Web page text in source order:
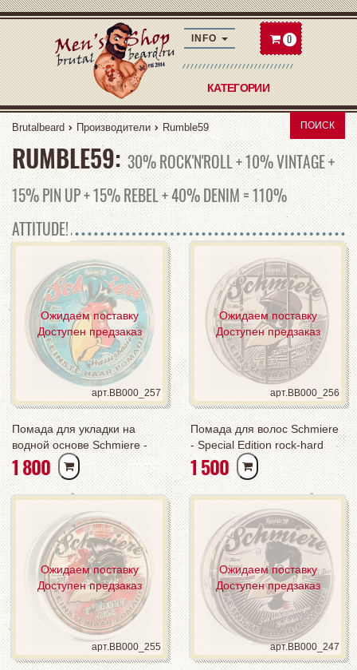
INFO
КАТЕГОРИИ
0
ПОИСК
Brutalbeard Производители Rumble59
RUMBLE59:30% ROCK'N'ROLL + 10% VINTAGE +
15% PIN UP + 15% REBEL + 40% DENIM = 110%
ATTITUDE!
Ожидаем поставку
Доступен предзаказ
арт.BB000_257
Помада для укладки на
водной основе Schmiere -
Pomade water-based strong
сильной фиксации 250 мл
1 800РУБ
Ожидаем поставку
Доступен предзаказ
арт.BB000_256
Помада для волос Schmiere
- Special Edition rock-hard
Prison Blues сильной
фиксации
1 500РУБ
Ожидаем поставку
Доступен предзаказ
арт.BB000_255
Ожидаем поставку
Доступен предзаказ
арт.BB000_247